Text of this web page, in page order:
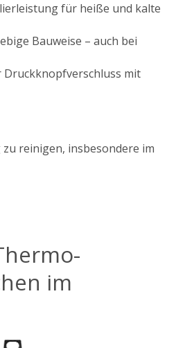
für heiße und kalte
Bauweise – auch bei
Druckknopfverschluss mit
reinigen, insbesondere im
im